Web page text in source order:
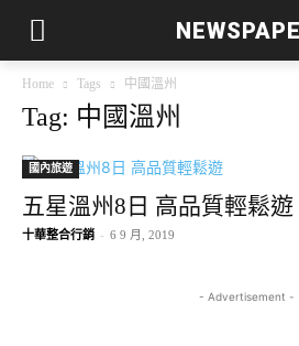
Home Tags 中國溫州
Tag: 中國溫州
國內旅遊
五星溫州8日 高品質輕鬆遊
十華整合行銷 - 6 9 月, 2019
- Advertisement -